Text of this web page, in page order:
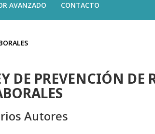
AVANZADO CONTACTO
DE PREVENCIÓN DE
Autores